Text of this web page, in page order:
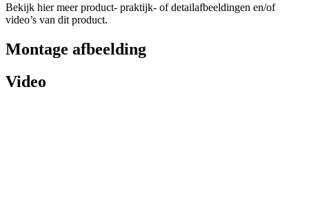
Bekijk hier meer product- praktijk- of detailafbeeldingen en/of
video’s van dit product.
Montage afbeelding
Video